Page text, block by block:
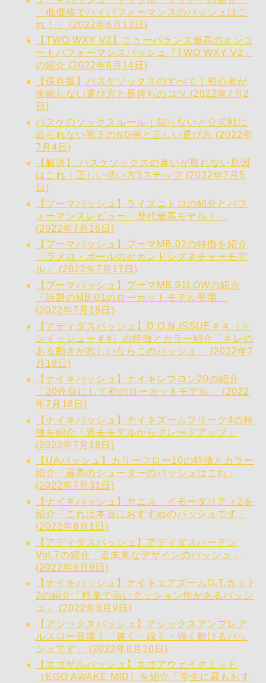
「低価格でハイパフォーマンスのバッシュはこ
れ！」 (2022年6月13日)
【TWO WXY V2】ニューバランス最高のオンコ
ートパフォーマンスバッシュ「TWO WXY V2」
の紹介 (2022年6月14日)
【保存版】バスケソックスのすべて｜初心者が
失敗しない選び方と長持ちのコツ (2022年7月2
日)
バスケのソックスルール｜知らないと公式戦に
出られない靴下のNG例と正しい選び方 (2022年
7月4日)
【解決】 バスケソックスの臭いが取れない原因
はこれ｜正しい洗い方3ステップ (2022年7月5
日)
【プーマバッシュ】ライズニトロの紹介とパフ
ォーマンスレビュー「歴代最高モデル！」
(2022年7月16日)
【プーマバッシュ】プーマMB.02の特徴を紹介
「ラメロ・ボールのセカンドシグネチャーモデ
ル」 (2022年7月17日)
【プーマバッシュ】プーマMB.01LOWの紹介
「話題のMB.01のローカットモデル登場」
(2022年7月18日)
【アディダスバッシュ】D.O.N.ISSUE＃４（ド
ンイッシュー＃4）の特徴とカラー紹介「キレの
ある動きが欲しいならこのバッシュ」 (2022年7
月18日)
【ナイキバッシュ】ナイキレブロン20の紹介
「20作目にして初のローカットモデル」 (2022
年7月18日)
【ナイキバッシュ】ナイキズームフリーク4の特
徴を紹介「過去モデルからグレードアップ」
(2022年7月18日)
【UAバッシュ】カリーフロー10の特徴とカラー
紹介「最高のシューターのバッシュはこれ」
(2022年7月31日)
【ナイキバッシュ】ヤニス イモータリティ2を
紹介「これは本当におすすめのバッシュです」
(2022年8月1日)
【アディダスバッシュ】アディダスハーデン
Vol.7の紹介「近未来なデザインのバッシュ」
(2022年8月9日)
【ナイキバッシュ】ナイキエアズームG.T.カット
2の紹介「軽量で高いクッション性があるバッシ
ュ」 (2022年8月9日)
【アシックスバッシュ】アシックスアンプレア
ルスロー登場！「速く・鋭く・強く動けるバッ
シュです」 (2022年8月10日)
【エゴザルバッシュ】エゴアウェイクミッド
（EGO AWAKE MID）を紹介「学生に最もおす